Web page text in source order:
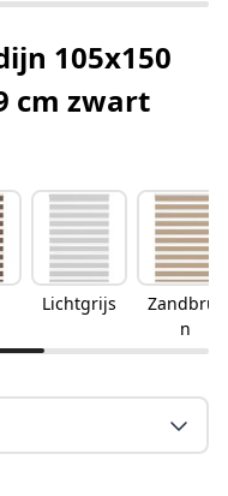
105x150
cm zwart
Lichtgrijs
Zandbrui
n